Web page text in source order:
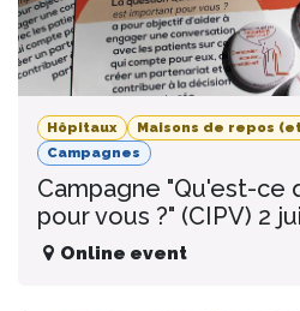
Hôpitaux
Maisons de repos
Campagnes
Campagne "Qu'est-ce
pour vous ?" (CIPV) 2
Online event